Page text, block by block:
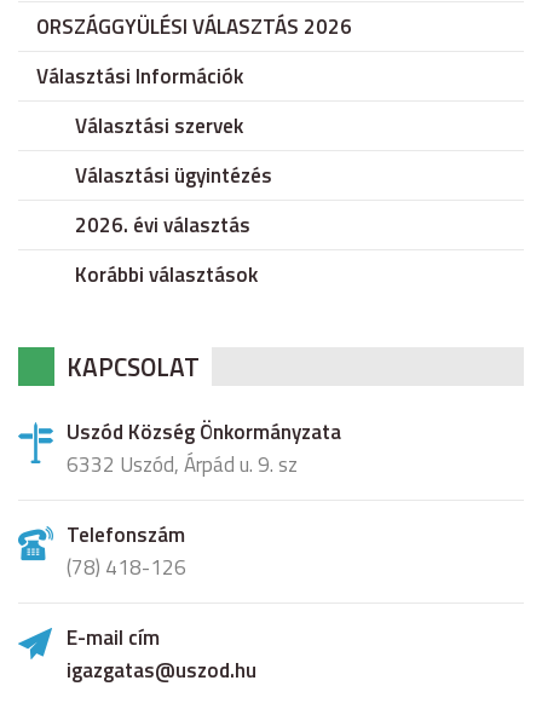
ORSZÁGGYÜLÉSI VÁLASZTÁS 2026
Választási Információk
Választási szervek
Választási ügyintézés
2026. évi választás
Korábbi választások
KAPCSOLAT
Uszód Község Önkormányzata
6332 Uszód, Árpád u. 9. sz
Telefonszám
(78) 418-126
E-mail cím
igazgatas@uszod.hu